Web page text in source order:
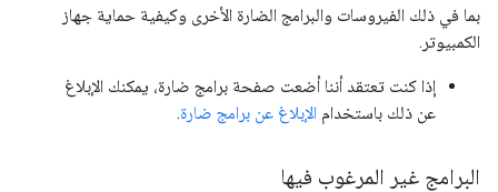
بما في ذلك الفيروسات والبرامج الضارة الأخرى وكيفية حماية جهاز
الكمبيوتر.
إذا كنت تعتقد أننا أضعت صفحة برامج ضارة، يمكنك الإبلاغ
عن ذلك باستخدام الإبلاغ عن برامج ضارة.
البرامج غير المرغوب فيها